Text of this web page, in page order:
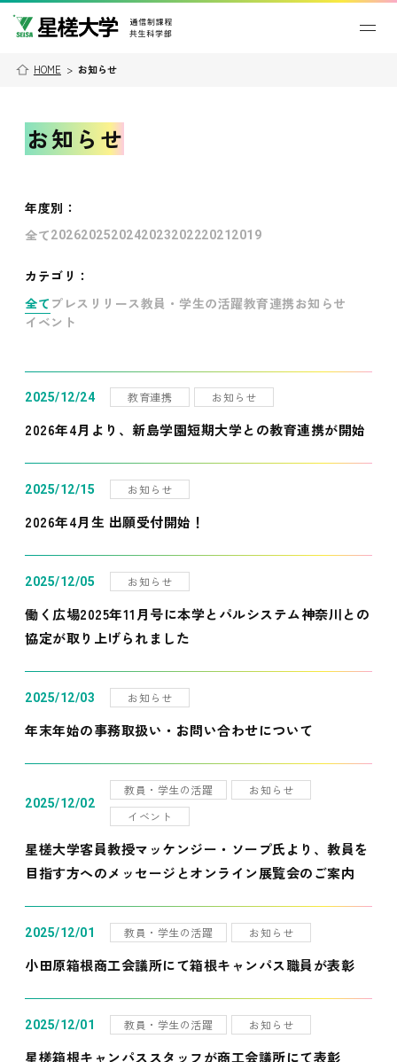
HOME > お知らせ
お知らせ
年度別 ：
全て202620252024202320222021 2019
カテゴリ：
全て プレスリリース教員・学生の活躍教育連携お知らせ
イベント
2025/12/24 教育連携 お知らせ
2026年4月より、新島学園短期大学との教育連携が開始
2025/12/15 お知らせ
2026年4月生 出願受付開始！
2025/12/05 お知らせ
働く広場2025年11月号に本学とパルシステム神奈川との
協定が取り上げられました
2025/12/03 お知らせ
年末年始の事務取扱い・お問い合わせについて
2025/12/02
教員・学生の活躍
お知らせ
イベント
星槎大学客員教授マッケンジー・ソープ氏より、教員を
目指す方へのメッセージとオンライン展覧会のご案内
2025/12/01 教員・学生の活躍 お知らせ
小田原箱根商工会議所にて箱根キャンパス職員が表彰
2025/12/01 教員・学生の活躍 お知らせ
星槎箱根キャンパススタッフが商工会議所にて表彰